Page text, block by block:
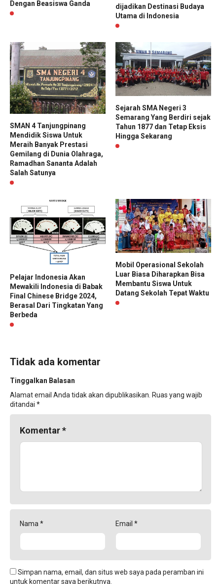
Dengan Beasiswa Ganda
dijadikan Destinasi Budaya
Utama di Indonesia
SMAN 4 Tanjungpinang
Mendidik Siswa Untuk
Meraih Banyak Prestasi
Gemilang di Dunia Olahraga,
Ramadhan Sananta Adalah
Salah Satunya
Sejarah SMA Negeri 3
Semarang Yang Berdiri sejak
Tahun 1877 dan Tetap Eksis
Hingga Sekarang
Pelajar Indonesia Akan
Mewakili Indonesia di Babak
Final Chinese Bridge 2024,
Berasal Dari Tingkatan Yang
Berbeda
Mobil Operasional Sekolah
Luar Biasa Diharapkan Bisa
Membantu Siswa Untuk
Datang Sekolah Tepat Waktu
Tidak ada komentar
Tinggalkan Balasan
Alamat email Anda tidak akan dipublikasikan. Ruas yang wajib
ditandai *
Komentar*
Nama* Email *
Simpan nama, email, dan situs web saya pada peramban ini
untuk komentar saya berikutnya.